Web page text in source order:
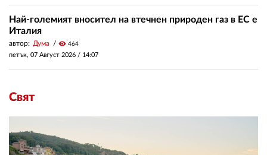
Най-големият вносител на втечнен природен газ в ЕС е
Италия
автор: Дума visibility 464
петък, 07 Август 2026 / 14:07
Свят